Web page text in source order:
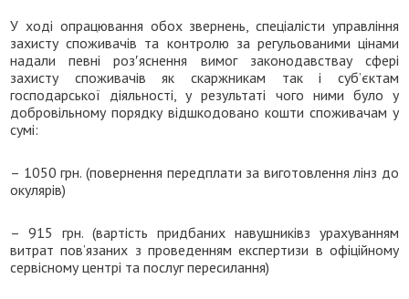
У ході опрацювання обох звернень, спеціалісти управління
захисту споживачів та контролю за регульованими цінами
надали певні роз′яснення вимог законодавствау сфері
захисту споживачів як скаржникам так і суб’єктам
господарської діяльності, у результаті чого ними було у
добровільному порядку відшкодовано кошти споживачам у
сумі:
– 1050 грн. (повернення передплати за виготовлення лінз до
окулярів)
– 915 грн. (вартість придбаних навушниківз урахуванням
витрат пов’язаних з проведенням експертизи в офіційному
сервісному центрі та послуг пересилання)